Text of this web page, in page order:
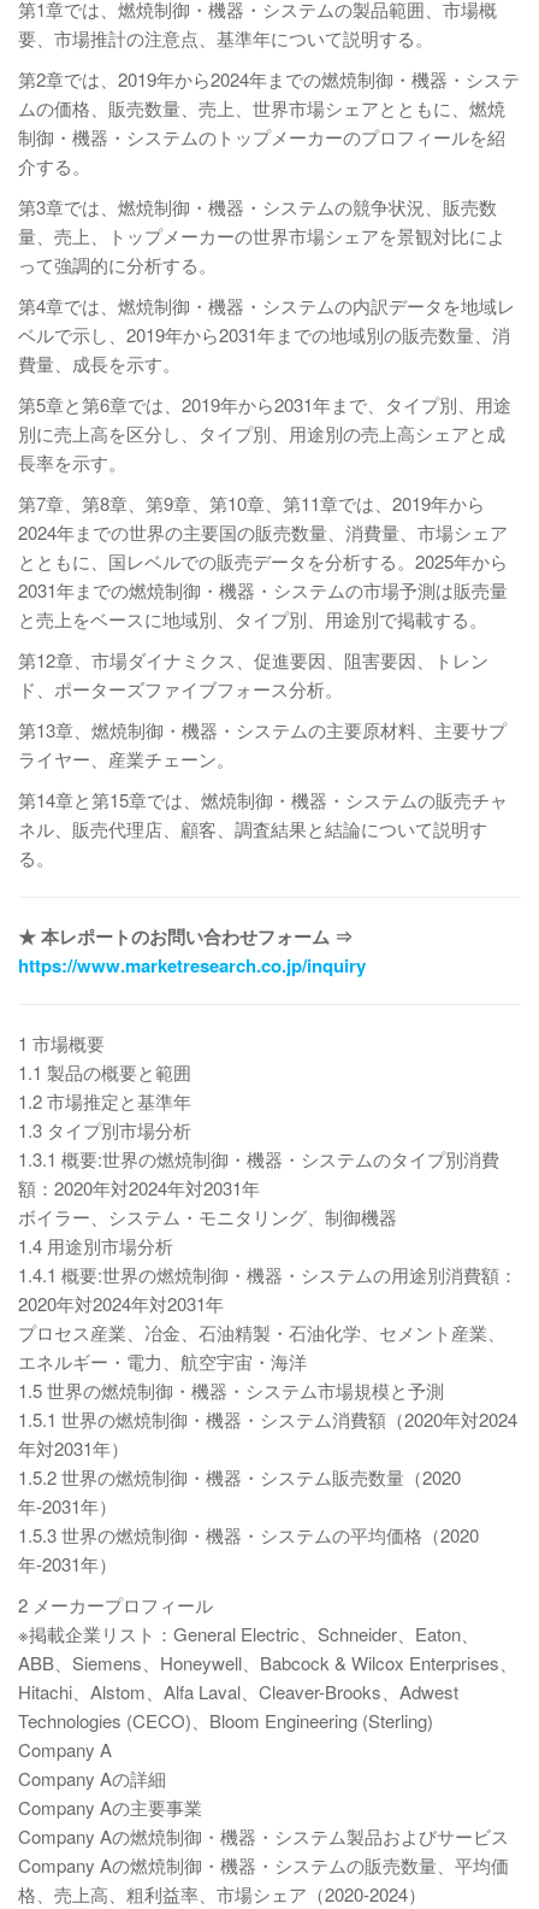
第1章では、燃焼制御・機器・システムの製品範囲、市場概
要、市場推計の注意点、基準年について説明する。
第2章では、2019年から2024年までの燃焼制御・機器・システ
ムの価格、販売数量、売上、世界市場シェアとともに、燃焼
制御・機器・システムのトップメーカーのプロフィールを紹
介する。
第3章では、燃焼制御・機器・システムの競争状況、販売数
量、売上、トップメーカーの世界市場シェアを景観対比によ
って強調的に分析する。
第4章では、燃焼制御・機器・システムの内訳データを地域レ
ベルで示し、2019年から2031年までの地域別の販売数量、消
費量、成長を示す。
第5章と第6章では、2019年から2031年まで、タイプ別、用途
別に売上高を区分し、タイプ別、用途別の売上高シェアと成
長率を示す。
第7章、第8章、第9章、第10章、第11章では、2019年から
2024年までの世界の主要国の販売数量、消費量、市場シェア
とともに、国レベルでの販売データを分析する。2025年から
2031年までの燃焼制御・機器・システムの市場予測は販売量
と売上をベースに地域別、タイプ別、用途別で掲載する。
第12章、市場ダイナミクス、促進要因、阻害要因、トレン
ド、ポーターズファイブフォース分析。
第13章、燃焼制御・機器・システムの主要原材料、主要サプ
ライヤー、産業チェーン。
第14章と第15章では、燃焼制御・機器・システムの販売チャ
ネル、販売代理店、顧客、調査結果と結論について説明す
る。
★ 本レポートのお問い合わせフォーム ⇒
https://www.marketresearch.co.jp/inquiry
1 市場概要
1.1 製品の概要と範囲
1.2 市場推定と基準年
1.3 タイプ別市場分析
1.3.1 概要:世界の燃焼制御・機器・システムのタイプ別消費
額：2020年対2024年対2031年
ボイラー、システム・モニタリング、制御機器
1.4 用途別市場分析
1.4.1 概要:世界の燃焼制御・機器・システムの用途別消費額：
2020年対2024年対2031年
プロセス産業、冶金、石油精製・石油化学、セメント産業、
エネルギー・電力、航空宇宙・海洋
1.5 世界の燃焼制御・機器・システム市場規模と予測
1.5.1 世界の燃焼制御・機器・システム消費額（2020年対2024
年対2031年）
1.5.2 世界の燃焼制御・機器・システム販売数量（2020
年-2031年）
1.5.3 世界の燃焼制御・機器・システムの平均価格（2020
年-2031年）
2 メーカープロフィール
※掲載企業リスト：General Electric、Schneider、Eaton、
ABB、Siemens、Honeywell、Babcock & Wilcox Enterprises、
Hitachi、Alstom、Alfa Laval、Cleaver-Brooks、Adwest
Technologies (CECO)、Bloom Engineering (Sterling)
Company A
Company Aの詳細
Company Aの主要事業
Company Aの燃焼制御・機器・システム製品およびサービス
Company Aの燃焼制御・機器・システムの販売数量、平均価
格、売上高、粗利益率、市場シェア（2020-2024）